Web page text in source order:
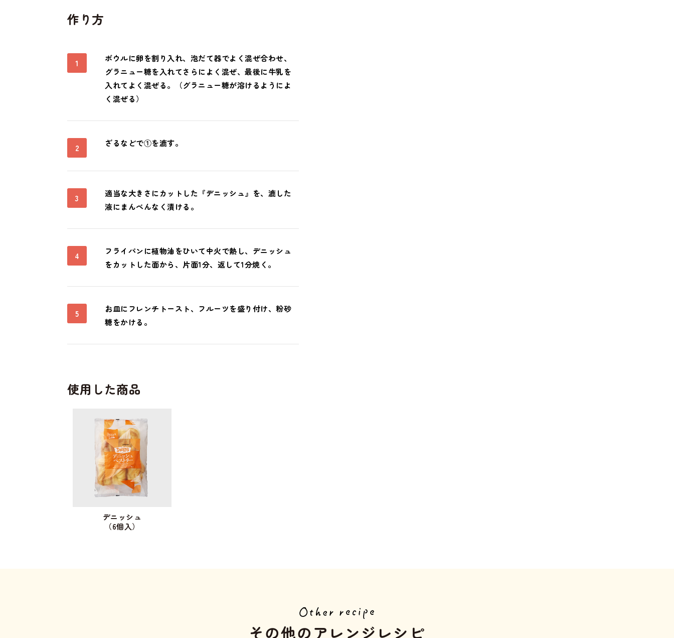
作り方
1
ボウルに卵を割り入れ、泡だて器でよく混ぜ合わせ、
グラニュー糖を入れてさらによく混ぜ、最後に牛乳を
入れてよく混ぜる。（グラニュー糖が溶けるようによ
く混ぜる）
2 ざるなどで①を漉す。
3
適当な大きさにカットした『デニッシュ』を、漉した
液にまんべんなく漬ける。
4
フライパンに植物油をひいて中火で熱し、デニッシュ
をカットした面から、片面1分、返して1分焼く。
5
お皿にフレンチトースト、フルーツを盛り付け、粉砂
糖をかける。
使用した商品
デニッシュ
（6個入）
その他のアレンジレシピ